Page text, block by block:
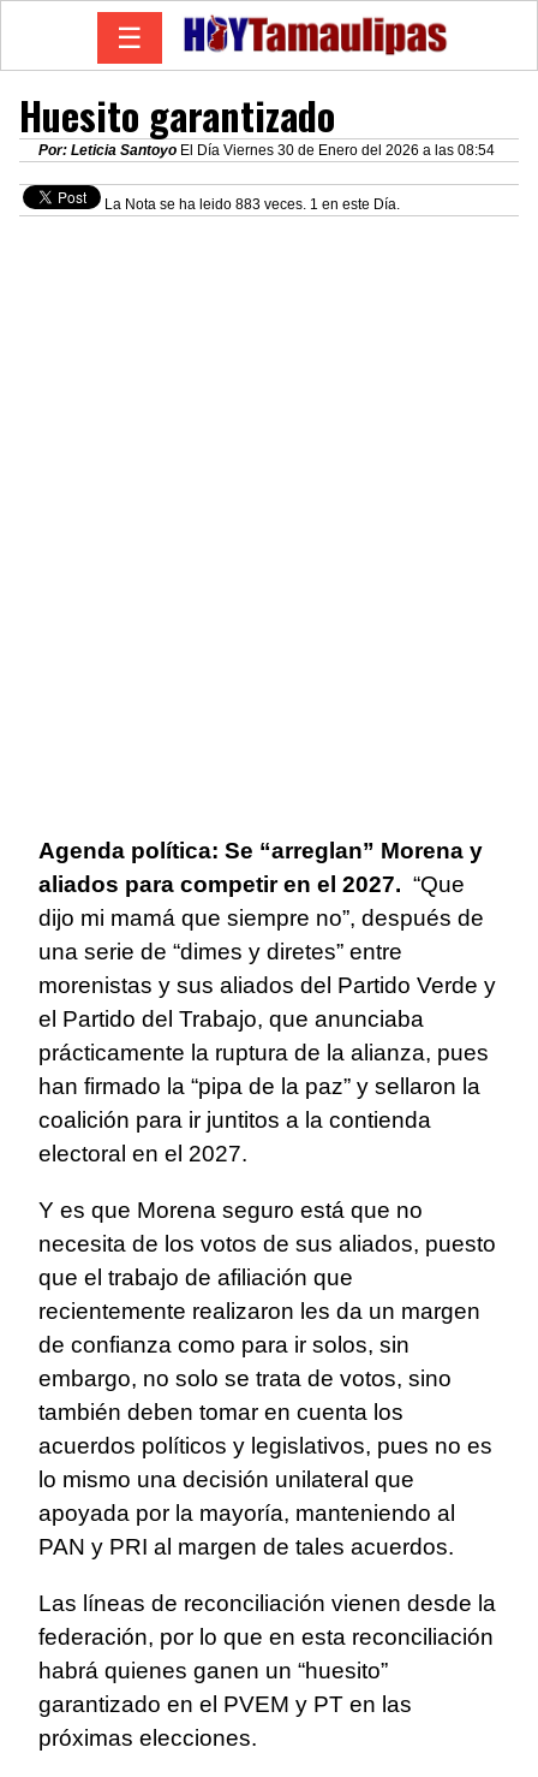
☰
Huesito garantizado
Por: Leticia Santoyo El Día Viernes 30 de Enero del 2026 a las 08:54
La Nota se ha leido 883 veces. 1 en este Día.
Agenda política: Se “arreglan” Morena y
aliados para competir en el 2027. “Que
dijo mi mamá que siempre no”, después de
una serie de “dimes y diretes” entre
morenistas y sus aliados del Partido Verde y
el Partido del Trabajo, que anunciaba
prácticamente la ruptura de la alianza, pues
han firmado la “pipa de la paz” y sellaron la
coalición para ir juntitos a la contienda
electoral en el 2027.
Y es que Morena seguro está que no
necesita de los votos de sus aliados, puesto
que el trabajo de afiliación que
recientemente realizaron les da un margen
de confianza como para ir solos, sin
embargo, no solo se trata de votos, sino
también deben tomar en cuenta los
acuerdos políticos y legislativos, pues no es
lo mismo una decisión unilateral que
apoyada por la mayoría, manteniendo al
PAN y PRI al margen de tales acuerdos.
Las líneas de reconciliación vienen desde la
federación, por lo que en esta reconciliación
habrá quienes ganen un “huesito”
garantizado en el PVEM y PT en las
próximas elecciones.